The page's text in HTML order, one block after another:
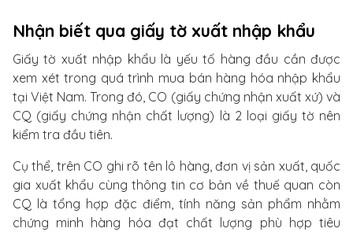
Nhận biết qua giấy tờ xuất nhập khẩu
Giấy tờ xuất nhập khẩu là yếu tố hàng đầu cần được
xem xét trong quá trình mua bán hàng hóa nhập khẩu
tại Việt Nam. Trong đó, CO (giấy chứng nhận xuất xứ) và
CQ (giấy chứng nhận chất lượng) là 2 loại giấy tờ nên
kiểm tra đầu tiên.
Cụ thể, trên CO ghi rõ tên lô hàng, đơn vị sản xuất, quốc
gia xuất khẩu cùng thông tin cơ bản về thuế quan còn
CQ là tổng hợp đặc điểm, tính năng sản phẩm nhằm
chứng minh hàng hóa đạt chất lượng phù hợp tiêu